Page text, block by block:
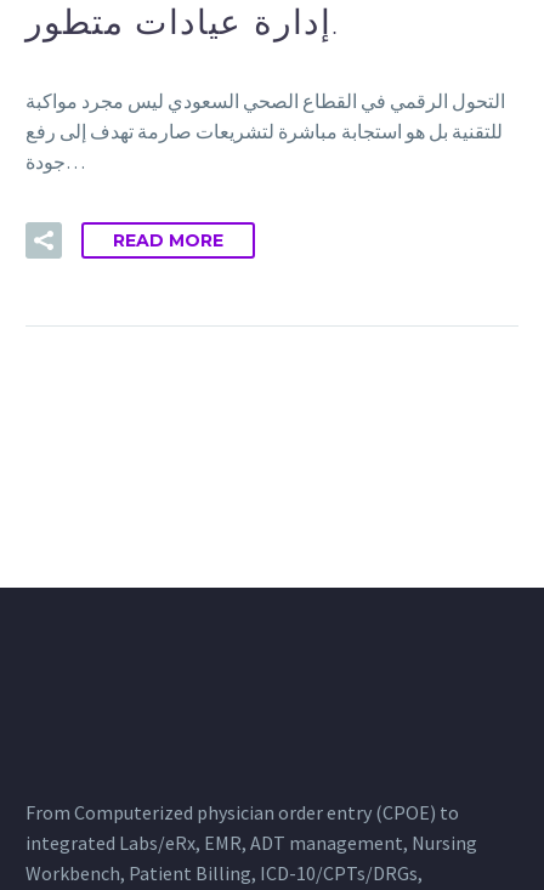
إدارة عيادات متطور.
التحول الرقمي في القطاع الصحي السعودي ليس مجرد مواكبة
للتقنية بل هو استجابة مباشرة لتشريعات صارمة تهدف إلى رفع
جودة…
READ MORE
From Computerized physician order entry (CPOE) to
integrated Labs/eRx, EMR, ADT management, Nursing
Workbench, Patient Billing, ICD-10/CPTs/DRGs,